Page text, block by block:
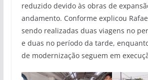
reduzido devido às obras de
andamento. Conforme explicou
sendo realizadas duas viagens no
e duas no período da tarde,
de modernização seguem em